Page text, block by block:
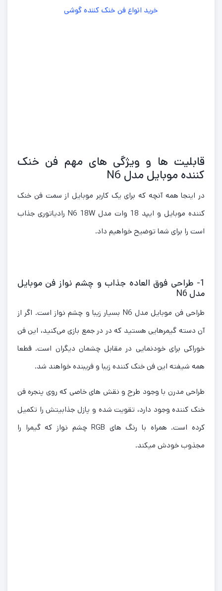
خرید انواع فن خنک کننده گوشی
قابلیت ها و ویژگی های مهم فن خنک
کننده موبایل مدل N6
در اینجا همه آنچه که برای یک کاربر موبایل از سمت فن خنک
کننده موبایل و ایپد 18 وات مدل N6 18W رادیاتوری جذاب
است را برای شما توضیح خواهیم داد.
1- طراحی فوق العاده جذاب و چشم نواز فن موبایل
مدل N6
طراحی فن موبایل مدل N6 بسیار زیبا و چشم نواز است. اگر از
آن دسته گیمرهایی هستید که در در جمع بازی می‌کنید، این فن
خوراکی برای خودنمایی در مقابل چشمان دیگران است. قطعا
همه شیفته این فن خنک کننده زیبا و فریبنده خواهند شد.
طراحی مدرن با وجود طرح و نقش های خاصی که روی پنجره فن
خنک کننده وجود دارد، تقویت شده و پازل جذابیتش را تکمیل
کرده است. همراه با رنگ های RGB چشم نواز که گیمرا را
مجذوب خودش میکند.